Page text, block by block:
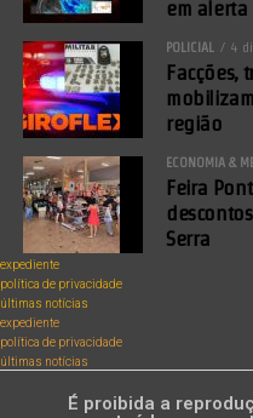
em alerta
POLICIAL 4
Facções,
região
ECONOMIA &
Feira
Serra
expediente
política de privacidade
últimas notícias
expediente
política de privacidade
últimas notícias
É proibida a